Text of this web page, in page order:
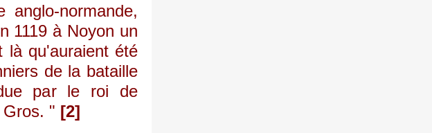
normande,
1119 à Noyon un
là qu'auraient été
de la bataille
par le roi de
" [2]